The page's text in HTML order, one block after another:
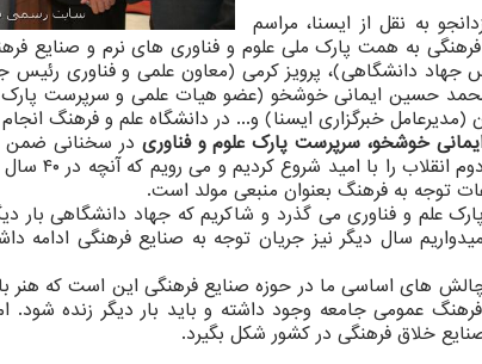
به نقل از ایسنا، مراسم
دانشگاهی)، پرویز کرمی (معاون علمی و فناوری رئیس
حسین ایمانی خوشخو (عضو هیات علمی و سرپرست پارک
(مدیرعامل خبرگزاری ایسنا) و... در دانشگاه علم و فرهنگ
خوشخو، سرپرست پارک علوم و فناوری در سخنانی ضمن
فاطمه (س)
توجه به فرهنگ بعنوان منبعی مولد است.
علم و فناوری می گذرد و شاکریم که جهاد دانشگاهی بار
سال دیگر نیز جریان توجه به صنایع فرهنگی ادامه
های اساسی ما در حوزه صنایع فرهنگی این است که هنر
عمومی جامعه وجود داشته و باید بار دیگر زنده
خلاق فرهنگی در کشور شکل بگیرد.